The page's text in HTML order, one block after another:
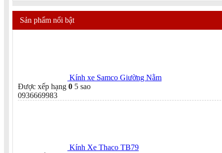
Sản phẩm nổi bật
Kính xe Samco Giường Nằm
Được xếp hạng 0 5 sao
0936669983
Kính Xe Thaco TB79